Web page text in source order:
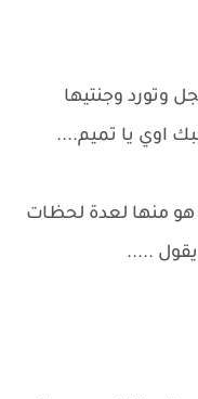
وتورد وجنتيها
اوي يا تميم....
هو منها لعدة لحظات
يقول .....